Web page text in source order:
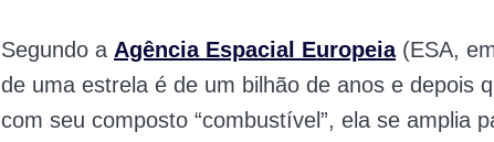
Segundo a Agência Espacial Europeia(ESA,
de uma estrela é de um bilhão de anos e depois
com seu composto “combustível”, ela se amplia